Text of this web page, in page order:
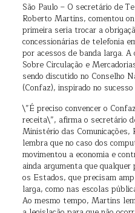
São Paulo – O secretário de
Roberto Martins, comentou
primeira seria trocar a
concessionárias de telefonia
por acessos de banda larga.
Sobre Circulação e
sendo discutido no Conselho
(Confaz), inspirado no
\”É preciso convencer o
receita\”, afirma o secretário
Ministério das
lembra que no caso dos
movimentou a economia e
ainda argumenta que
os Estados, que precisam
larga, como nas escolas
Ao mesmo tempo, Martins